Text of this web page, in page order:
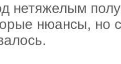
нетяжелым
нюансы, но